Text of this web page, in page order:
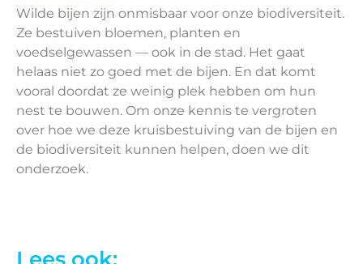
Wilde bijen zijn onmisbaar voor onze biodiversiteit.
Ze bestuiven bloemen, planten en
voedselgewassen — ook in de stad. Het gaat
helaas niet zo goed met de bijen. En dat komt
vooral doordat ze weinig plek hebben om hun
nest te bouwen. Om onze kennis te vergroten
over hoe we deze kruisbestuiving van de bijen en
de biodiversiteit kunnen helpen, doen we dit
onderzoek.
Lees ook: